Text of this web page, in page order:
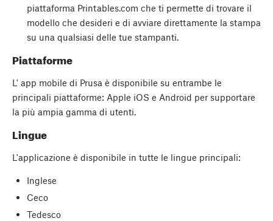
piattaforma Printables.com che ti permette di trovare il
modello che desideri e di avviare direttamente la stampa
su una qualsiasi delle tue stampanti.
Piattaforme
L' app mobile di Prusa è disponibile su entrambe le
principali piattaforme: Apple iOS e Android per supportare
la più ampia gamma di utenti.
Lingue
L'applicazione è disponibile in tutte le lingue principali:
Inglese
Ceco
Tedesco